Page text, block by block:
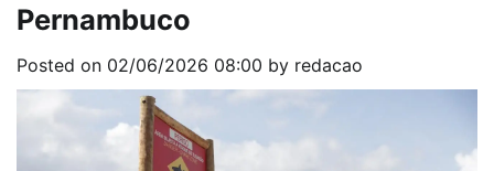
Pernambuco
Posted on 02/06/2026 08:00 by redacao